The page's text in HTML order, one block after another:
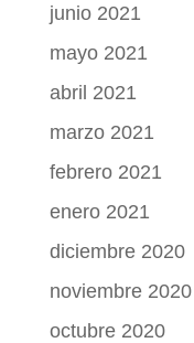
junio 2021
mayo 2021
abril 2021
marzo 2021
febrero 2021
enero 2021
diciembre 2020
noviembre 2020
octubre 2020